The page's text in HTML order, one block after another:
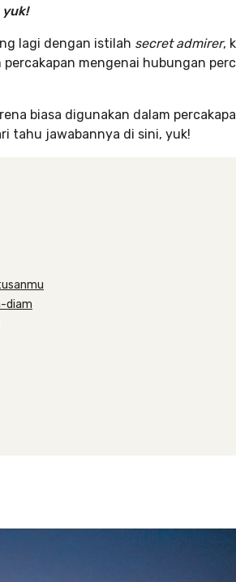
yuk!
lagi dengan istilah secret admirer,
mengenai hubungan
biasa digunakan dalam
tahu jawabannya di sini, yuk!
diam